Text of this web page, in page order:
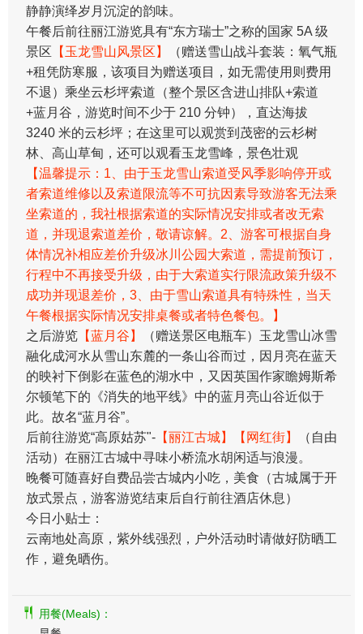
静静演绎岁月沉淀的韵味。
午餐后前往丽江游览具有“东方瑞士”之称的国家 5A 级
景区 【玉龙雪山风景区】
（赠送雪山战斗套装：氧气瓶
+租凭防寒服，该项目为赠送项目，如无需使用则费用
不退）乘坐云杉坪索道（整个景区含进山排队+索道
+蓝月谷，游览时间不少于 210 分钟），直达海拔
3240 米的云杉坪；在这里可以观赏到茂密的云杉树
林、高山草甸，还可以观看玉龙雪峰，景色壮观
【温馨提示：1、由于玉龙雪山索道受风季影响停开或
者索道维修以及索道限流等不可抗因素导致游客无法乘
坐索道的，我社根据索道的实际情况安排或者改无索
道，并现退索道差价，敬请谅解。2、游客可根据自身
体情况补相应差价升级冰川公园大索道，需提前预订，
行程中不再接受升级，由于大索道实行限流政策升级不
成功并现退差价，3、由于雪山索道具有特殊性，当天
午餐根据实际情况安排桌餐或者特色餐包。】
之后游览 【蓝月谷】
（赠送景区电瓶车）玉龙雪山冰雪
融化成河水从雪山东麓的一条山谷而过，因月亮在蓝天
的映衬下倒影在蓝色的湖水中，又因英国作家瞻姆斯希
尔顿笔下的《消失的地平线》中的蓝月亮山谷近似于
此。故名“蓝月谷”。
后前往游览“高原姑苏"- 【丽江古城】 【网红街】
（自由
活动）在丽江古城中寻味小桥流水胡闲适与浪漫。
​晚餐可随喜好自费品尝古城内小吃，美食（古城属于开
放式景点，游客游览结束后自行前往酒店休息）
今日小贴士：
云南地处高原，紫外线强烈，户外活动时请做好防晒工
作，避免晒伤。
用餐(Meals)：